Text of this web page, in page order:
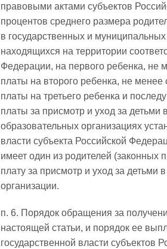
правовыми актами субъектов
процентов среднего размера
в государственных и
находящихся на территории
Федерации, на первого ребенка, не
платы на второго ребенка, не
платы на третьего ребенка и
платы за присмотр и уход за
образовательных организациях
власти субъекта Российской
имеет один из родителей (законных
плату за присмотр и уход за детьми
организации.
п. 6. Порядок обращения за
настоящей статьи, и порядок ее
государственной власти субъектов